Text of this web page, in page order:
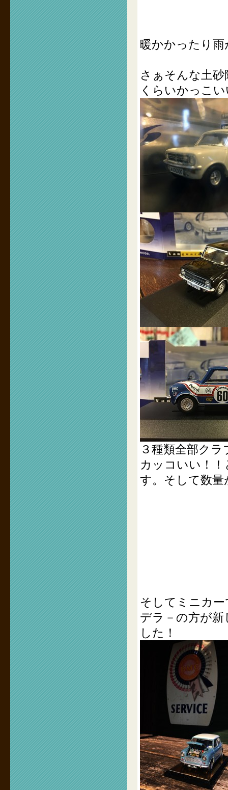
暖かかったり
さぁそんな土
くらいかっこ
３種類全部ク
カッコいい！
す。そして数
そしてミニカ
デラ－の方が
した！